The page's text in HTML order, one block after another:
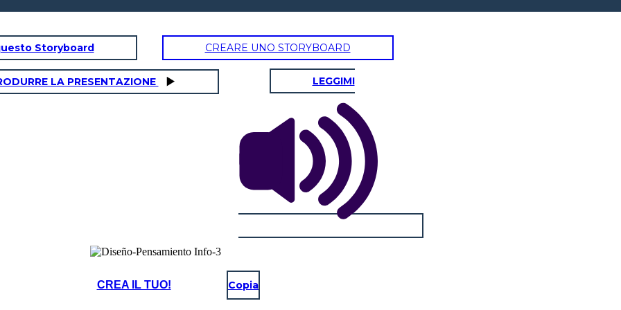
Storyboard CREARE UNO STORYBOARD
LA PRESENTAZIONE LEGGIMI
CREA IL TUO! Copia